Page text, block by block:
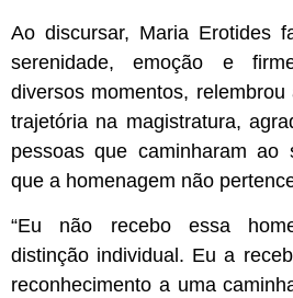
Ao discursar, Maria Erotides
serenidade, emoção e
diversos momentos, relembrou
trajetória na magistratura,
pessoas que caminharam ao
que a homenagem não
“Eu não recebo essa
distinção individual. Eu a
reconhecimento a uma